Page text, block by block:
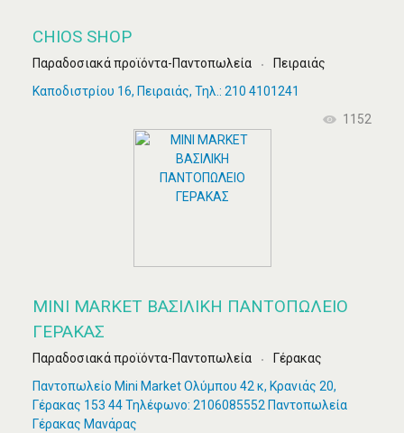
CHIOS SHOP
Παραδοσιακά προϊόντα-Παντοπωλεία
Πειραιάς
Καποδιστρίου 16, Πειραιάς, Τηλ.: 210 4101241
1152
MINI MARKET ΒΑΣΙΛΙΚΗ ΠΑΝΤΟΠΩΛΕΙΟ
ΓΕΡΑΚΑΣ
Παραδοσιακά προϊόντα-Παντοπωλεία
Γέρακας
Παντοπωλείο Mini Market Ολύμπου 42 κ, Κρανιάς 20,
Γέρακας 153 44 Τηλέφωνο: 2106085552 Παντοπωλεία
Γέρακας Μανάρας